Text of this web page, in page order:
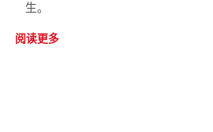
生。
阅读更多